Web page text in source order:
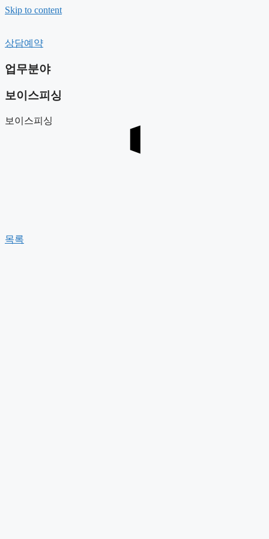
Skip to content
대표 인사말
찾아오시는길
상담예약
업무분야
보이스피싱
보이스피싱
목록